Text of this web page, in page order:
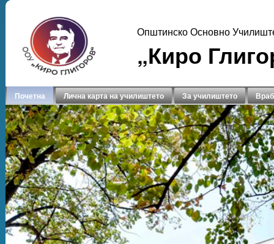
Општинско Основно
„Киро
Почетна Лична карта на училиштето За училиштето